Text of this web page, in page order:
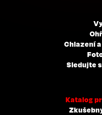
Chlazení
Sledujte
Katalog